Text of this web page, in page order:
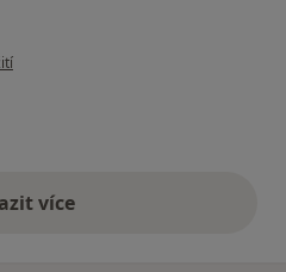
Váš účet byl odstraněn
více
výše uvedené názory